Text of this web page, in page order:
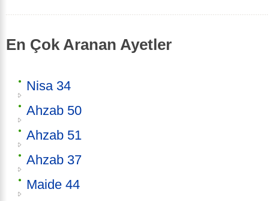
En Çok Aranan Ayetler
Nisa 34
Ahzab 50
Ahzab 51
Ahzab 37
Maide 44